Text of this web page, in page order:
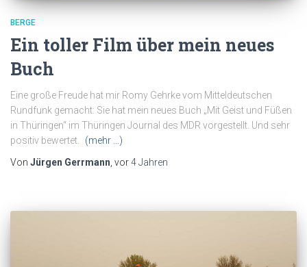
BERGE
Ein toller Film über mein neues
Buch
Eine große Freude hat mir Romy Gehrke vom Mitteldeutschen
Rundfunk gemacht: Sie hat mein neues Buch „Mit Geist und Füßen
in Thüringen“ im Thüringen Journal des MDR vorgestellt. Und sehr
positiv bewertet.
(mehr …)
Von Jürgen Gerrmann , vor4 Jahren